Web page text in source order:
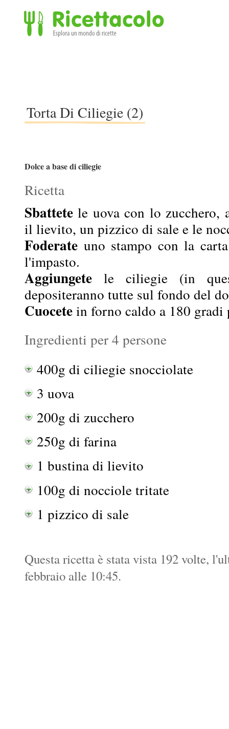
Torta Di Ciliegie (2)
Dolce a base di ciliegie
Ricetta
Sbattete le uova con lo zucchero,
il lievito, un pizzico di sale e le
Foderate uno stampo con la
l'impasto.
Aggiungete le ciliegie (in
depositeranno tutte sul fondo del
Cuocetein forno caldo a 180
Ingredienti per 4 persone
400g di ciliegie snocciolate
3 uova
200g di zucchero
250g di farina
1 bustina di lievito
100g di nocciole tritate
1 pizzico di sale
Questa ricetta è stata vista 192 volte,
febbraio alle 10:45.